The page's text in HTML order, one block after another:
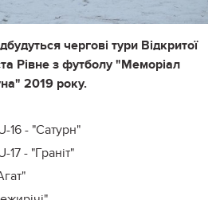
чергові тури Відкритої
Рівне з футболу "Меморіал
2019 року.
- "Сатурн"
- "Граніт"